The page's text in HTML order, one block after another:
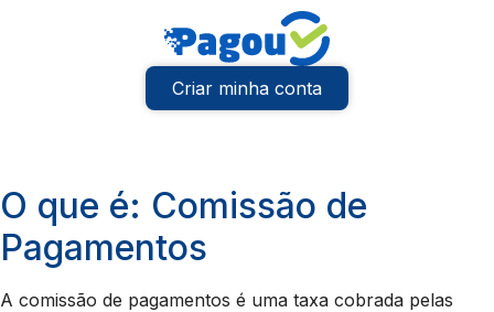
Criar minha conta
O que é: Comissão de
Pagamentos
A comissão de pagamentos é uma taxa cobrada pelas